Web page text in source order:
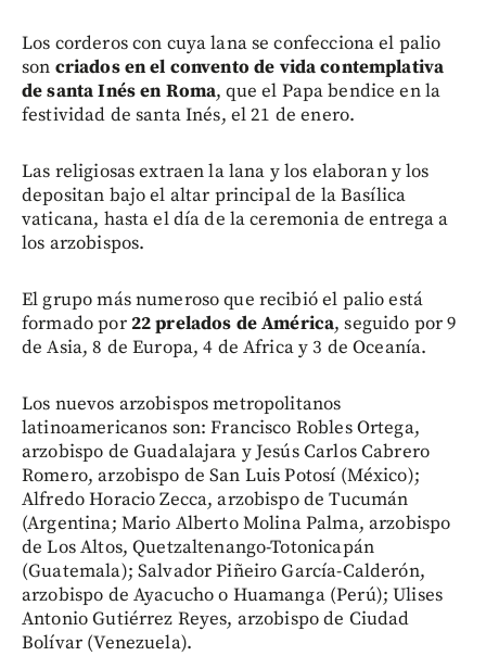
Los corderos con cuya lana se confecciona el palio
son criados en el convento de vida contemplativa
de santa Inés en Roma, que el Papa bendice en la
festividad de santa Inés, el 21 de enero.
Las religiosas extraen la lana y los elaboran y los
depositan bajo el altar principal de la Basílica
vaticana, hasta el día de la ceremonia de entrega a
los arzobispos.
El grupo más numeroso que recibió el palio está
formado por22 prelados de América, seguido por 9
de Asia, 8 de Europa, 4 de Africa y 3 de Oceanía.
Los nuevos arzobispos metropolitanos
latinoamericanos son: Francisco Robles Ortega,
arzobispo de Guadalajara y Jesús Carlos Cabrero
Romero, arzobispo de San Luis Potosí (México);
Alfredo Horacio Zecca, arzobispo de Tucumán
(Argentina; Mario Alberto Molina Palma, arzobispo
de Los Altos, Quetzaltenango-Totonicapán
(Guatemala); Salvador Piñeiro García-Calderón,
arzobispo de Ayacucho o Huamanga (Perú); Ulises
Antonio Gutiérrez Reyes, arzobispo de Ciudad
Bolívar (Venezuela).